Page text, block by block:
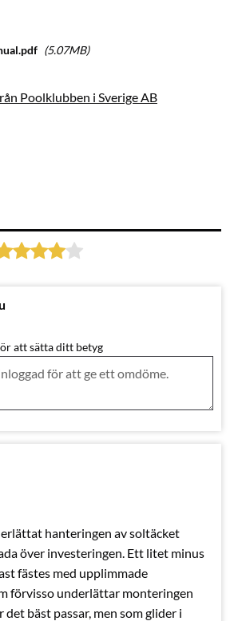
5.07MB
Poolklubben i Sverige AB
att sätta ditt betyg
hanteringen av soltäcket
över investeringen. Ett litet minus
fästes med upplimmade
förvisso underlättar monteringen
det bäst passar, men som glider i